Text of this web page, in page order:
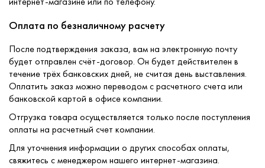
Оплата по безналичному расчету
После подтверждения заказа, вам на электронную почту
будет отправлен счёт-договор. Он будет действителен в
течение трёх банковских дней, не считая день выставления.
Оплатить заказ можно переводом с расчетного счета или
банковской картой в офисе компании.
Отгрузка товара осуществляется только после поступления
оплаты на расчетный счет компании.
Для уточнения информации о других способах оплаты,
свяжитесь с менеджером нашего интернет-магазина.